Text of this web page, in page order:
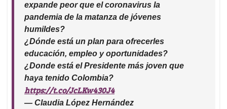
expande peor que el coronavirus la
pandemia de la matanza de jóvenes
humildes?
¿Dónde está un plan para ofrecerles
educación, empleo y oportunidades?
¿Donde está el Presidente más joven que
haya tenido Colombia?
https://t.co/JcLKw430J4
— Claudia López Hernández